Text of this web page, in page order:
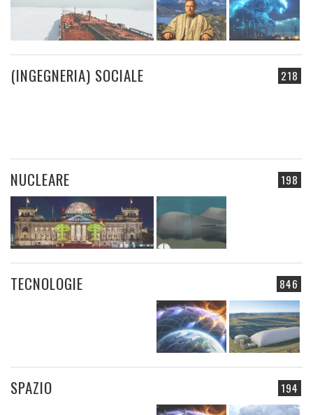
218
(INGEGNERIA) SOCIALE
198
NUCLEARE
846
TECNOLOGIE
194
SPAZIO